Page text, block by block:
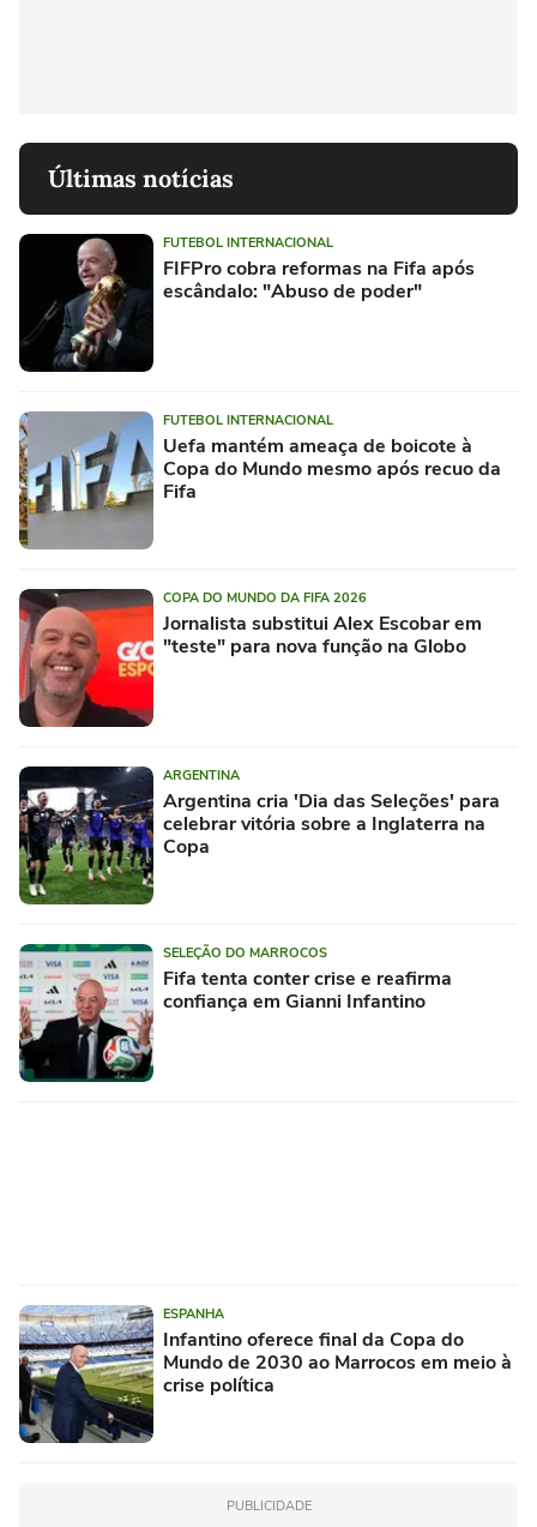
Últimas notícias
FUTEBOL INTERNACIONAL
FIFPro cobra reformas na Fifa após
escândalo: "Abuso de poder"
FUTEBOL INTERNACIONAL
Uefa mantém ameaça de boicote à
Copa do Mundo mesmo após recuo da
Fifa
COPA DO MUNDO DA FIFA 2026
Jornalista substitui Alex Escobar em
"teste" para nova função na Globo
ARGENTINA
Argentina cria 'Dia das Seleções' para
celebrar vitória sobre a Inglaterra na
Copa
SELEÇÃO DO MARROCOS
Fifa tenta conter crise e reafirma
confiança em Gianni Infantino
ESPANHA
Infantino oferece final da Copa do
Mundo de 2030 ao Marrocos em meio à
crise política
PUBLICIDADE